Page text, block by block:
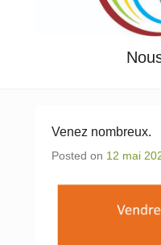
Venez nombreux.
Posted on 12 mai